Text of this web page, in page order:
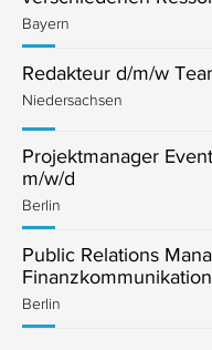
Bayern
Redakteur d/m/w
Niedersachsen
Projektmanager
m/w/d
Berlin
Public Relations
Berlin